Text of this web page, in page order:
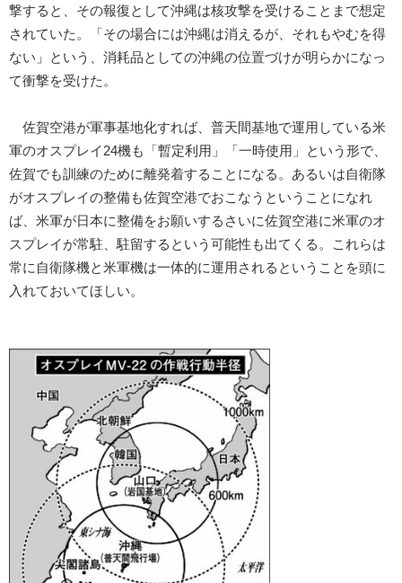
撃すると、その報復として沖縄は核攻撃を受けることまで想定
されていた。「その場合には沖縄は消えるが、それもやむを得
ない」という、消耗品としての沖縄の位置づけが明らかになっ
て衝撃を受けた。
佐賀空港が軍事基地化すれば、普天間基地で運用している米
軍のオスプレイ24機も「暫定利用」「一時使用」という形で、
佐賀でも訓練のために離発着することになる。あるいは自衛隊
がオスプレイの整備も佐賀空港でおこなうということになれ
ば、米軍が日本に整備をお願いするさいに佐賀空港に米軍のオ
スプレイが常駐、駐留するという可能性も出てくる。これらは
常に自衛隊機と米軍機は一体的に運用されるということを頭に
入れておいてほしい。